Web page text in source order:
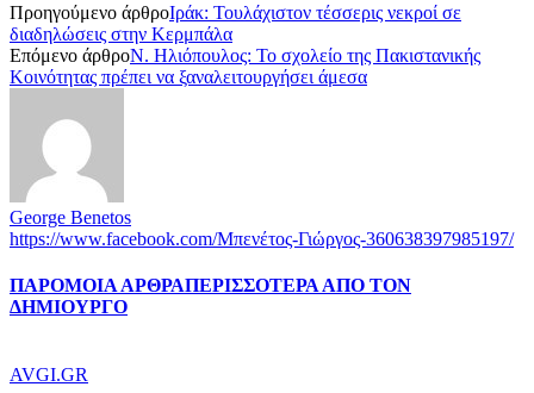
Προηγούμενο άρθροΙράκ: Τουλάχιστον τέσσερις νεκροί σε
διαδηλώσεις στην Κερμπάλα
Επόμενο άρθροΝ. Ηλιόπουλος: Το σχολείο της Πακιστανικής
Κοινότητας πρέπει να ξαναλειτουργήσει άμεσα
George Benetos
https://www.facebook.com/Μπενέτος-Γιώργος-360638397985197/
ΠΑΡΟΜΟΙΑ ΑΡΘΡΑΠΕΡΙΣΣΟΤΕΡΑ ΑΠΟ ΤΟΝ
ΔΗΜΙΟΥΡΓΟ
AVGI.GR